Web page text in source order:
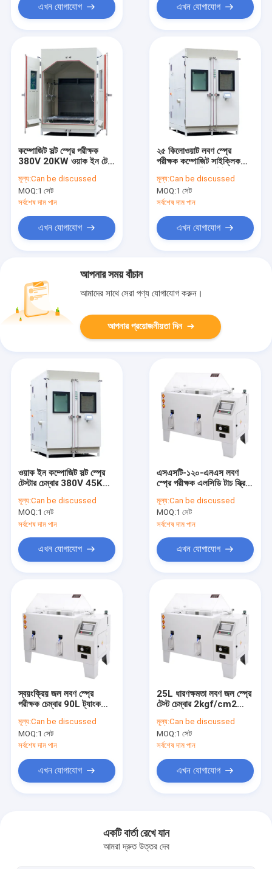
এখন যোগাযোগ এখন যোগাযোগ
কম্পোজিট সল্ট স্প্রে পরীক্ষক
380V 20KW ওয়াক ইন টেস্ট
মূল্য:Can be discussed
MOQ:1 সেট
সর্বশেষ দাম পান
এখন যোগাযোগ
২৫ কিলোওয়াট লবণ স্প্রে
পরীক্ষক কম্পোজিট সাইক্লিক
অনুমোদিত
মূল্য:Can be discussed
MOQ:1 সেট
সর্বশেষ দাম পান
এখন যোগাযোগ
আপনার সময় বাঁচান
আমাদের সাথে সেরা পণ্য যোগাযোগ করুন।
আপনার প্রয়োজনীয়তা দিন
ওয়াক ইন কম্পোজিট সল্ট স্প্রে
টেস্টার চেম্বার 380V 45KW
মূল্য:Can be discussed
MOQ:1 সেট
সর্বশেষ দাম পান
এখন যোগাযোগ
এসএসটি-১২০-এনএস লবণ
স্প্রে পরীক্ষক এলসিডি টাচ স্ক্রিন
মূল্য:Can be discussed
MOQ:1 সেট
সর্বশেষ দাম পান
এখন যোগাযোগ
স্বয়ংক্রিয় জল লবণ স্প্রে
পরীক্ষক চেম্বার 90L ট্যাংক
মূল্য:Can be discussed
MOQ:1 সেট
সর্বশেষ দাম পান
এখন যোগাযোগ
25L ধারণক্ষমতা লবণ জল স্প্রে
টেস্ট চেম্বার 2kgf/cm2
মূল্য:Can be discussed
MOQ:1 সেট
সর্বশেষ দাম পান
এখন যোগাযোগ
একটি বার্তা রেখে যান
আমরা দ্রুত উত্তর দেব